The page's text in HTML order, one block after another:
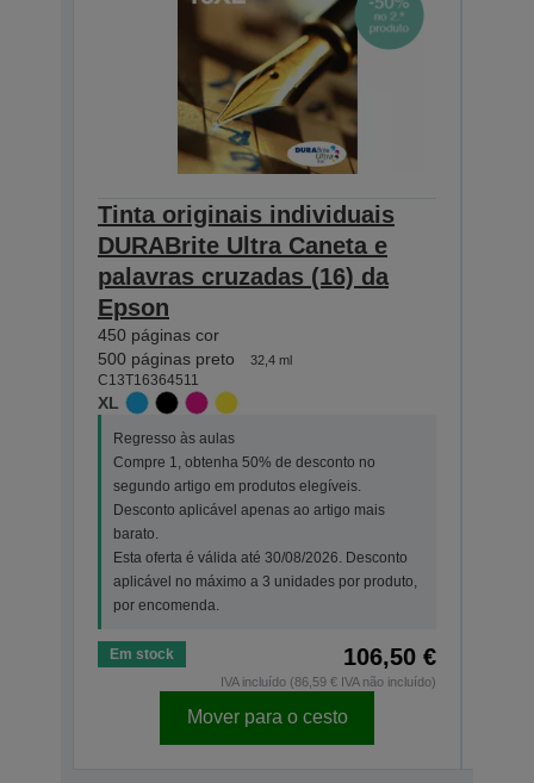
Tinta originais individuais
DURABrite Ultra Caneta e
palavras cruzadas (16) da
Epson
450 páginas cor
500 páginas preto
32,4 ml
C13T16364511
XL
Regresso às aulas
Compre 1, obtenha 50% de desconto no
segundo artigo em produtos elegíveis.
Desconto aplicável apenas ao artigo mais
barato.
Esta oferta é válida até 30/08/2026. Desconto
aplicável no máximo a 3 unidades por produto,
por encomenda.
Em stock 106,50 €
IVA incluído (86,59 € IVA não incluído)
Mover para o cesto